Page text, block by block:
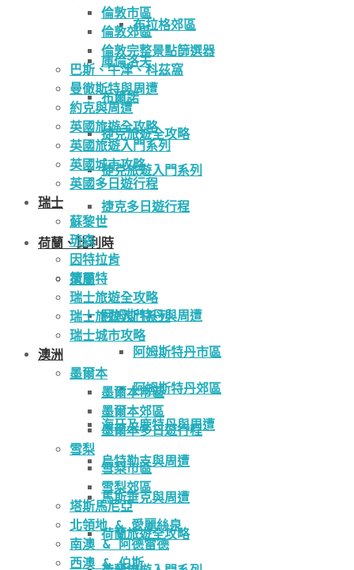
布拉格郊區
庫倫洛夫
布爾諾
捷克旅遊全攻略
捷克旅遊入門系列
捷克多日遊行程
荷蘭、比利時
荷蘭
阿姆斯特丹與周遭
阿姆斯特丹市區
阿姆斯特丹郊區
海牙及鹿特丹與周遭
烏特勒支與周遭
馬斯垂克與周遭
荷蘭旅遊全攻略
倫敦市區
倫敦郊區
倫敦完整景點篩選器
巴斯、牛津、科茲窩
曼徹斯特與周遭
約克與周遭
英國旅遊全攻略
英國旅遊入門系列
英國城市攻略
英國多日遊行程
瑞士
蘇黎世
琉森
因特拉肯
策馬特
瑞士旅遊全攻略
瑞士旅遊入門系列
瑞士城市攻略
澳洲
墨爾本
墨爾本市區
墨爾本郊區
墨爾本多日遊行程
雪梨
雪梨市區
雪梨郊區
塔斯馬尼亞
北領地 & 愛麗絲泉
南澳 & 阿德雷德
西澳 & 伯斯